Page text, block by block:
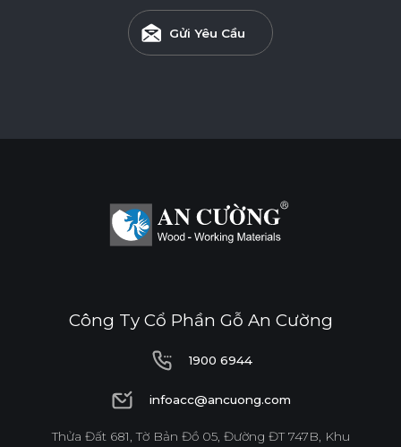
Độ dày(mm)
Kích thước(mm) 12 17
Gửi Yêu Cầu
Công Ty Cổ Phần Gỗ An Cường
1900 6944
1900 6944
infoacc@ancuong.com
infoacc@ancuong.com
Thửa Đất 681, Tờ Bản Đồ 05, Đường ĐT 747B, Khu